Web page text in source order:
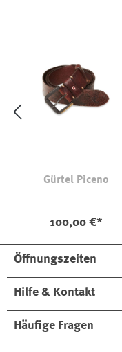
Gürtel Piceno
100,00 €*
Öffnungszeiten
Hilfe & Kontakt
Häufige Fragen